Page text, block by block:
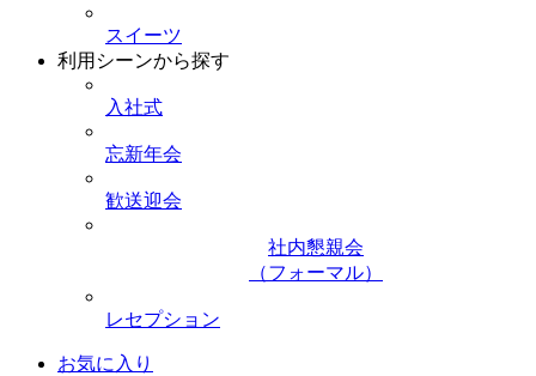
スイーツ
利用シーンから探す
入社式
忘新年会
歓送迎会
社内懇親会
（フォーマル）
レセプション
お気に入り